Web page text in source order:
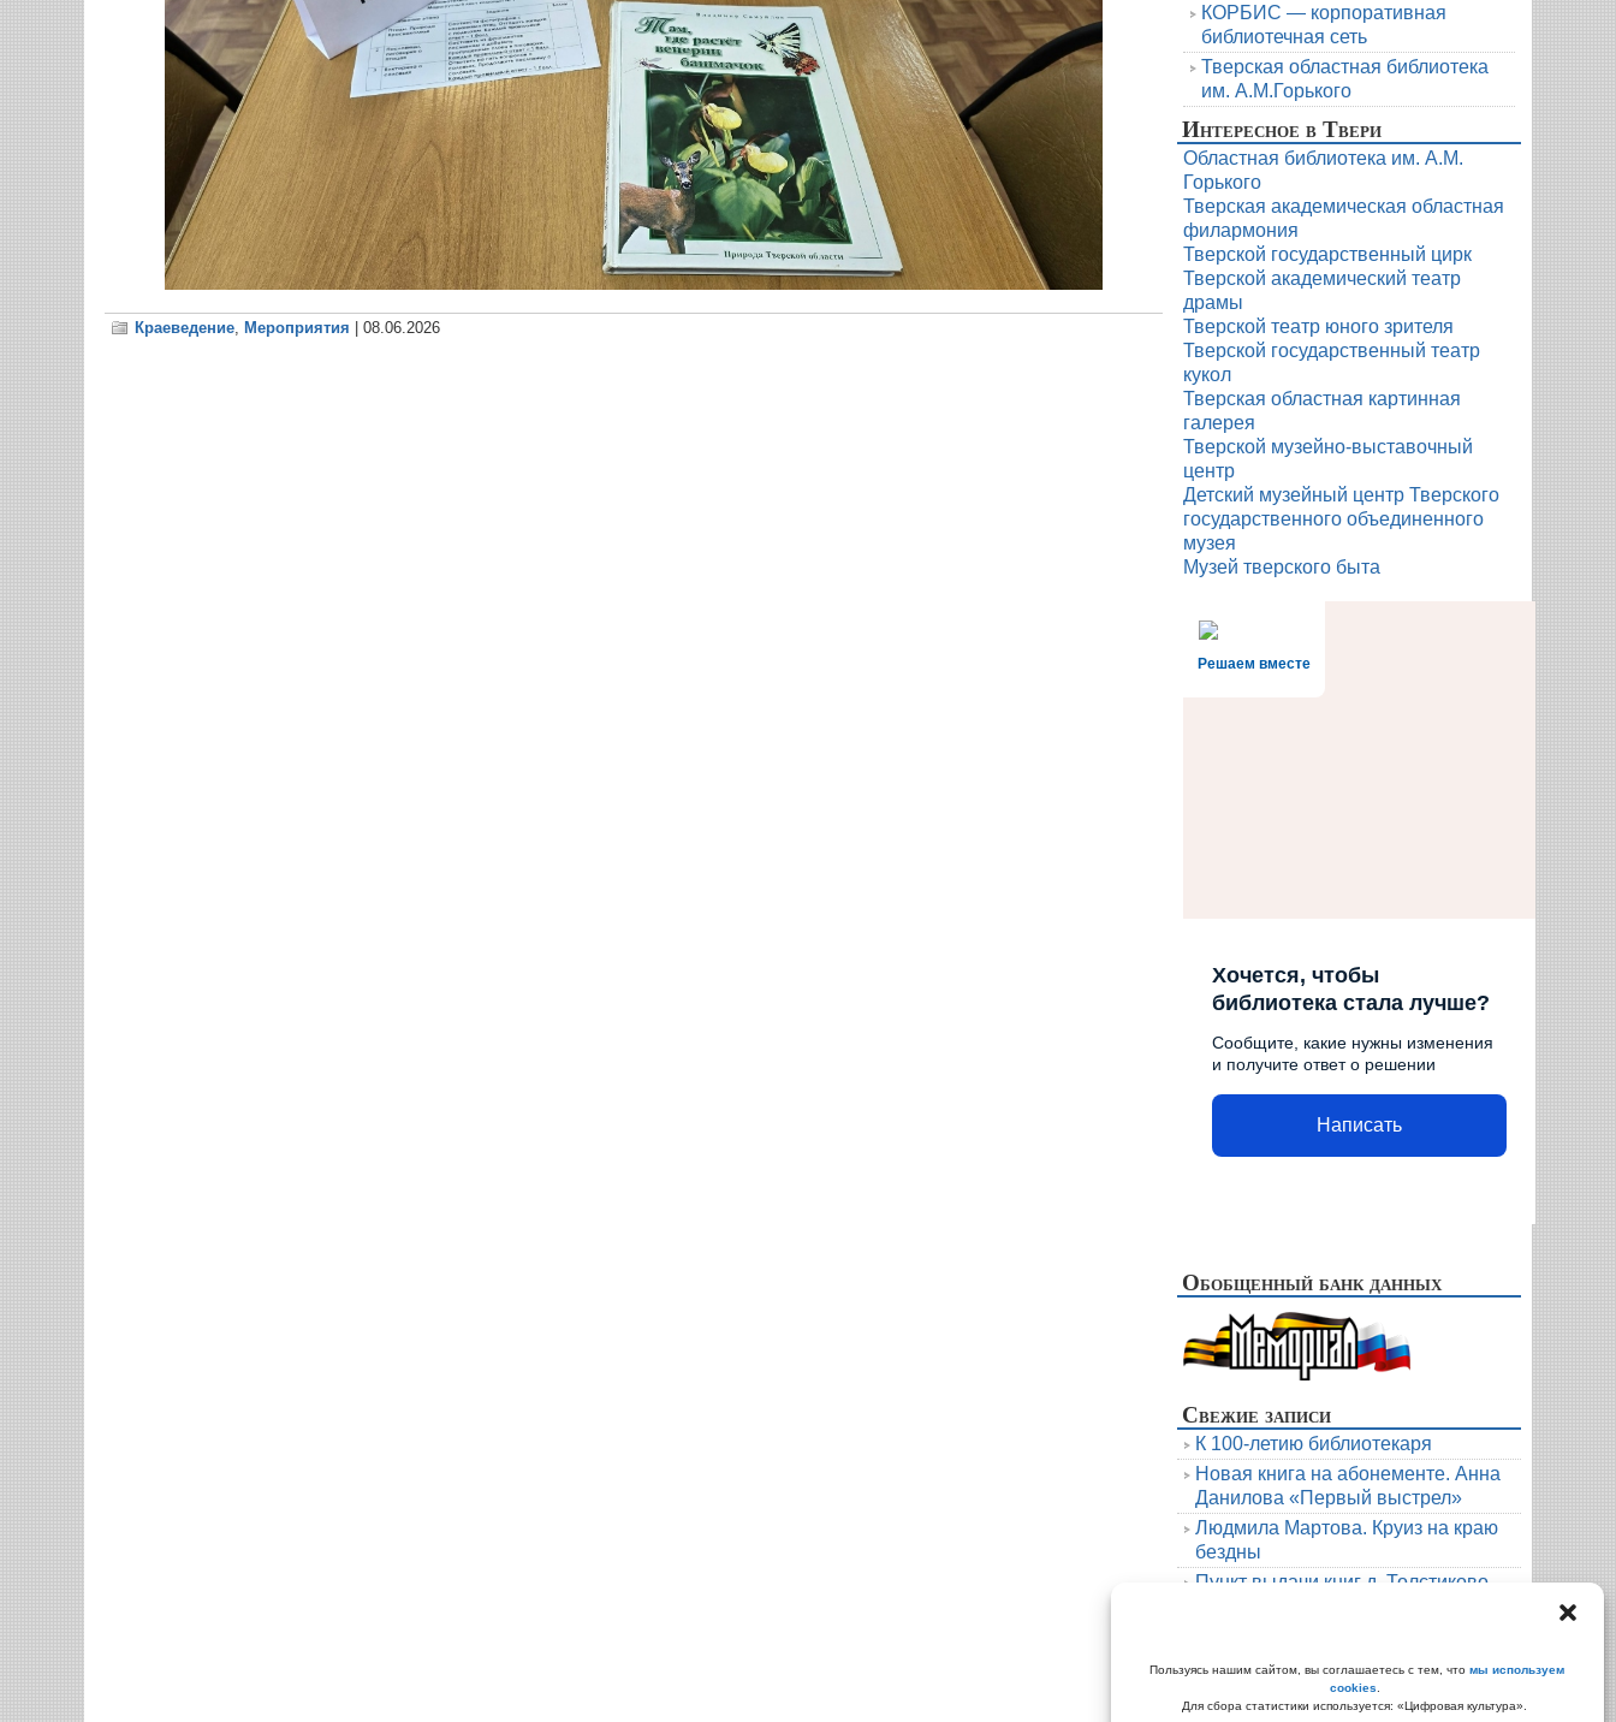
Пользуясь нашим сайтом, вы соглашаетесь с тем, что мы используем
cookies
Для сбора статистики используется: «Цифровая культура».
Краеведение, Мероприятия | 08.06.2026
КОРБИС — корпоративная
библиотечная сеть
Тверская областная библиотека
им. А.М.Горького
Интересное в Твери
Областная библиотека им. А.М.
Горького
Тверская академическая областная
филармония
Тверской государственный цирк
Тверской академический театр
драмы
Тверской театр юного зрителя
Тверской государственный театр
кукол
Тверская областная картинная
галерея
Тверской музейно-выставочный
центр
Детский музейный центр Тверского
государственного объединенного
музея
Музей тверского быта
Решаем вместе
Хочется, чтобы
библиотека стала лучше?
Сообщите, какие нужны изменения
и получите ответ о решении
Написать
Обобщенный банк данных
Свежие записи
К 100-летию библиотекаря
Новая книга на абонементе. Анна
Данилова «Первый выстрел»
Людмила Мартова. Круиз на краю
бездны
Пункт выдачи книг д. Толстиково.
Архивы
Архивы